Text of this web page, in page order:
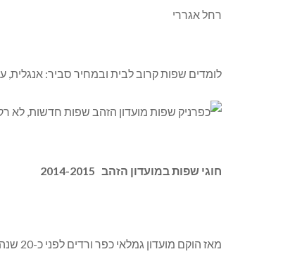
רחל אגררי
לומדים שפות קרוב לבית ובמחיר סביר: אנגלית,
חוגי שפות במועדון הזהב 2014-2015
מאז הוקם מועדון גמלאי כפר ורדים לפני כ-20 שנה מתקיימים בו חוגי שפות: אנגלית, ערבית, ספרדית, איטלקית וצרפתית.